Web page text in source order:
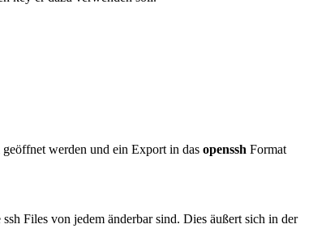
werden und ein Export in das openssh Format
Files von jedem änderbar sind. Dies äußert sich in der